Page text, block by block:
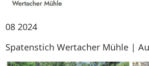
08 2024
Spatenstich Wertacher Mühle |